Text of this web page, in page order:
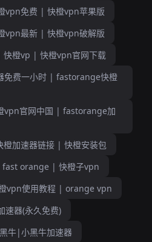
vpn免费 | 快橙vpn苹果版
vpn最新 | 快橙vpn破解版
快橙vp | 快橙vpn官网下载
免费一小时 | fastorange快橙
vpn官网中国 | fastorange加
橙加速器链接 | 快橙安装包
fast orange | 快橙子vpn
vpn使用教程 | orange vpn
速器(永久免费)
牛|小黑牛加速器